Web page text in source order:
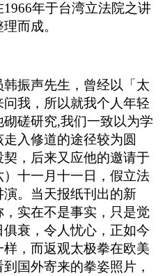
年于台湾立法院之讲
而成。
振声先生，曾经以「太
我，所以就我个人年轻
磋研究,我们一致以为学
入修道的途径较为圆
，后来又应他的邀请于
十一月十一日，假立法
。当天报纸刊出的新
实在不是事实，只是觉
衰，令人忧心，正如今
，而返观太极拳在欧美
国外寄来的拳姿照片，